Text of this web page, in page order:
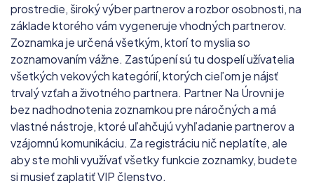
prostredie, široký výber partnerov a rozbor osobnosti, na
základe ktorého vám vygeneruje vhodných partnerov.
Zoznamka je určená všetkým, ktorí to myslia so
zoznamovaním vážne. Zastúpení sú tu dospelí užívatelia
všetkých vekových kategórií, ktorých cieľom je nájsť
trvalý vzťah a životného partnera. Partner Na Úrovni je
bez nadhodnotenia zoznamkou pre náročných a má
vlastné nástroje, ktoré uľahčujú vyhľadanie partnerov a
vzájomnú komunikáciu. Za registráciu nič neplatíte, ale
aby ste mohli využívať všetky funkcie zoznamky, budete
si musieť zaplatiť VIP členstvo.